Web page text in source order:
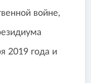
войне,
2019 года и